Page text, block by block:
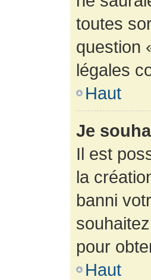
toutes
question
légales
Haut
Je
Il est
la
banni
pour
Haut